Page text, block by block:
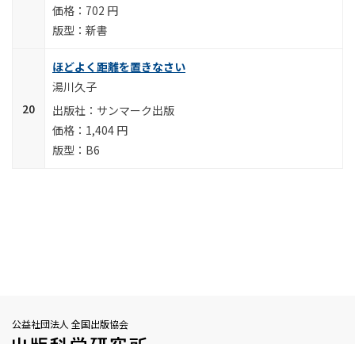
702 円
新書
ほどよく距離を置きなさい
湯川久子
サンマーク出版
1,404 円
B6
公益社団法人 全国出版協会